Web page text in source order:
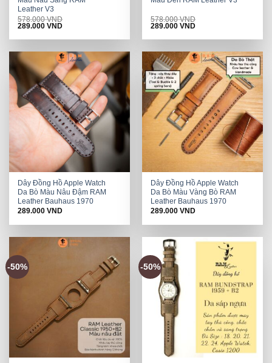
Leather V3
578.000VND
Original
was:
289.000VNDCurrent
is:
578.000VND
Original
was:
289.000VNDCurrent
is:
Dây Đồng Hồ Apple Watch
Da Bò Màu Nâu Đậm RAM
Leather Bauhaus 1970
289.000VND
Dây Đồng Hồ Apple Watch
Da Bò Màu Vàng Bò RAM
Leather Bauhaus 1970
289.000VND
-50% -50%